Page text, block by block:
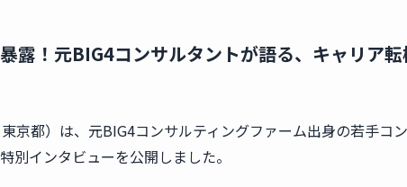
露！元BIG4コンサルタントが語る、キャリア
京都）は、元BIG4コンサルティングファーム出身の若手コ
別インタビューを公開しました。